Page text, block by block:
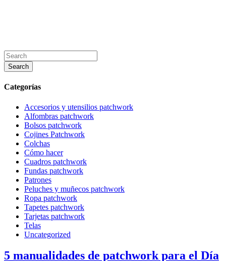
Categorías
Accesorios y utensilios patchwork
Alfombras patchwork
Bolsos patchwork
Cojines Patchwork
Colchas
Cómo hacer
Cuadros patchwork
Fundas patchwork
Patrones
Peluches y muñecos patchwork
Ropa patchwork
Tapetes patchwork
Tarjetas patchwork
Telas
Uncategorized
5 manualidades de patchwork para el Día